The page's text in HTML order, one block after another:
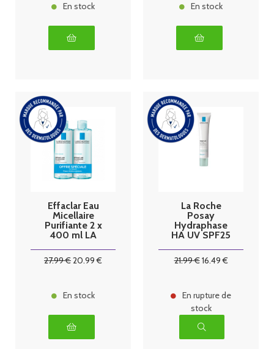
En stock En stock
Effaclar Eau
Micellaire
Purifiante 2 x
400 ml LA
27.99€20.99 €
En stock
La Roche
Posay
Hydraphase
HA UV SPF25
21.99€16.49€
En rupture de
stock